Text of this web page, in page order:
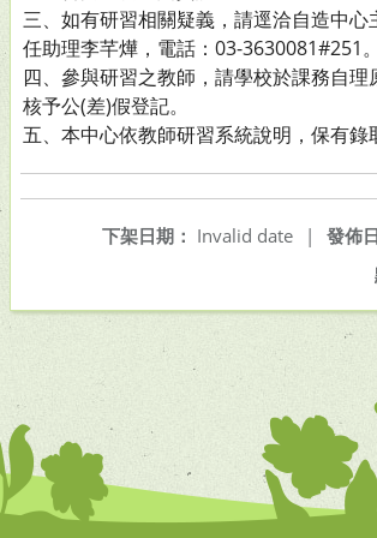
三、如有研習相關疑義，請逕洽自造中心
任助理李芊燁，電話：03-3630081#251。
四、參與研習之教師，請學校於課務自理
核予公(差)假登記。
五、本中心依教師研習系統說明，保有錄
發佈
下架日期： Invalid date
|